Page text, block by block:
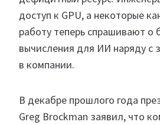
доступ к GPU, а некоторые
работу теперь спрашивают о
вычисления для ИИ наряду с
в компании.
В декабре прошлого года
Greg Brockman заявил, что